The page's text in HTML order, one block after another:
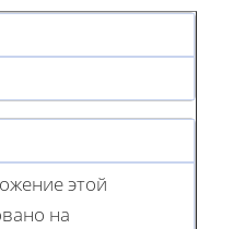
этой
на